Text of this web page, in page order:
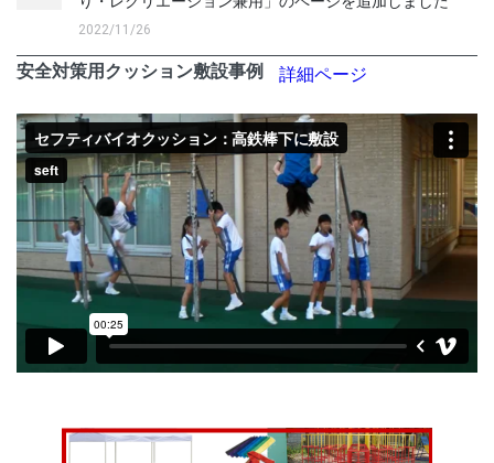
2022/11/26
安全対策用クッション敷設事例 詳細ページ